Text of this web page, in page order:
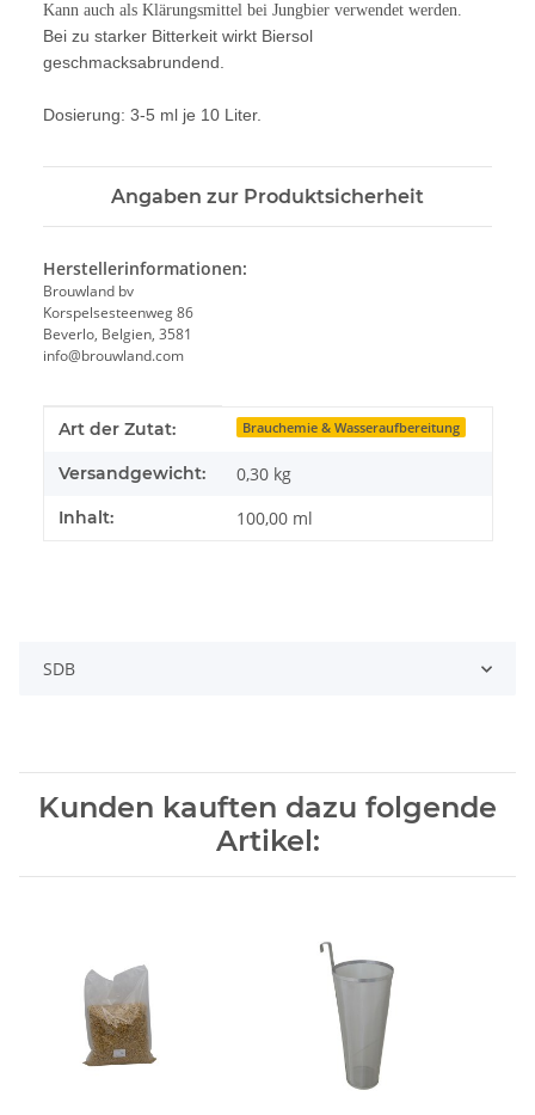
Kann auch als Klärungsmittel bei Jungbier verwendet werden.
Bei zu starker Bitterkeit wirkt Biersol
geschmacksabrundend.
Dosierung: 3-5 ml je 10 Liter.
Angaben zur Produktsicherheit
Herstellerinformationen:
Brouwland bv
Korspelsesteenweg 86
Beverlo, Belgien, 3581
info@brouwland.com
Produkteigenschaft
Wert
Art der Zutat: Brauchemie & Wasseraufbereitung
Versandgewicht: 0,30 kg
Inhalt: 100,00 ml
SDB
Kunden kauften dazu folgende
Artikel: